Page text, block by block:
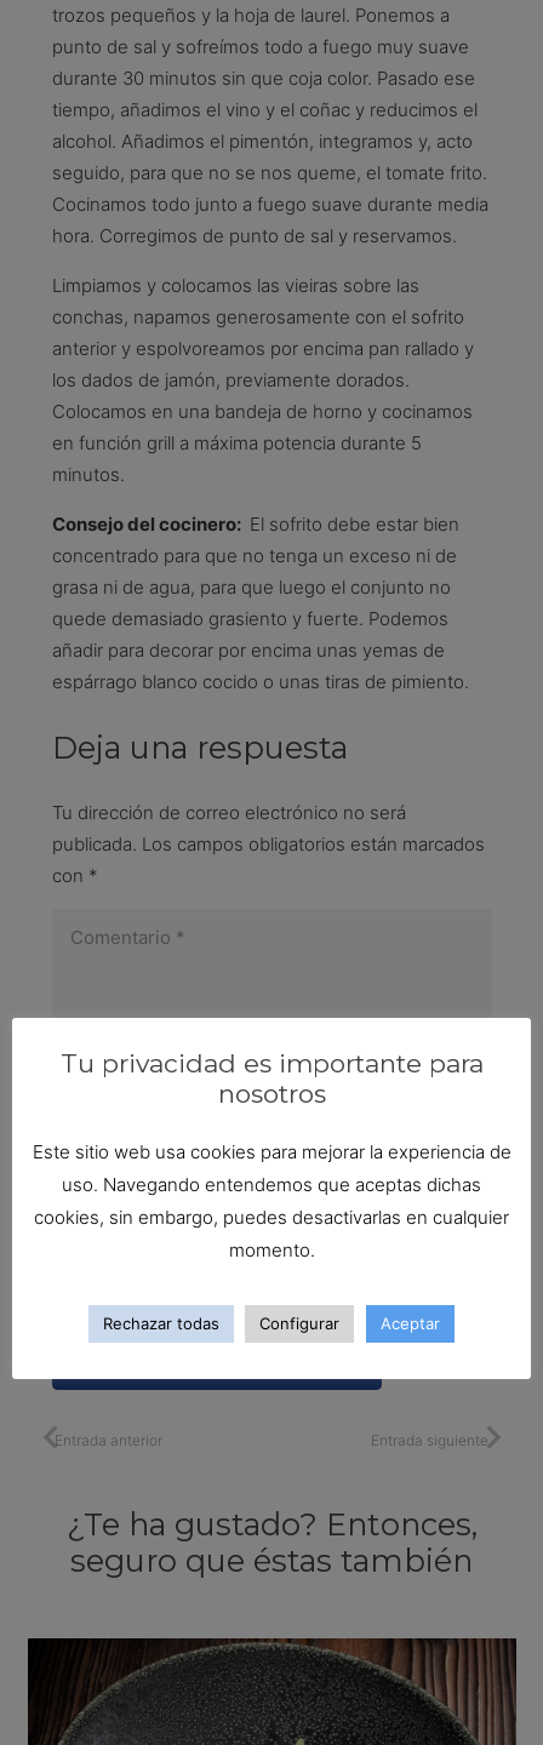
trozos pequeños y la hoja de laurel. Ponemos a
punto de sal y sofreímos todo a fuego muy suave
durante 30 minutos sin que coja color. Pasado ese
tiempo, añadimos el vino y el coñac y reducimos el
alcohol. Añadimos el pimentón, integramos y, acto
seguido, para que no se nos queme, el tomate frito.
Cocinamos todo junto a fuego suave durante media
hora. Corregimos de punto de sal y reservamos.
Limpiamos y colocamos las vieiras sobre las
conchas, napamos generosamente con el sofrito
anterior y espolvoreamos por encima pan rallado y
los dados de jamón, previamente dorados.
Colocamos en una bandeja de horno y cocinamos
en función grill a máxima potencia durante 5
minutos.
Consejo del cocinero: El sofrito debe estar bien
concentrado para que no tenga un exceso ni de
grasa ni de agua, para que luego el conjunto no
quede demasiado grasiento y fuerte. Podemos
añadir para decorar por encima unas yemas de
espárrago blanco cocido o unas tiras de pimiento.
Deja una respuesta
Tu dirección de correo electrónico no será
publicada. Los campos obligatorios están marcados
con *
Guarda mi nombre, correo electrónico y web en
comente.
Entrada anterior Entrada siguiente
¿Te ha gustado? Entonces,
seguro que éstas también
Tu privacidad es importante para
nosotros
Este sitio web usa cookies para mejorar la experiencia de
uso. Navegando entendemos que aceptas dichas
cookies, sin embargo, puedes desactivarlas en cualquier
momento.
Rechazar todas Configurar Aceptar